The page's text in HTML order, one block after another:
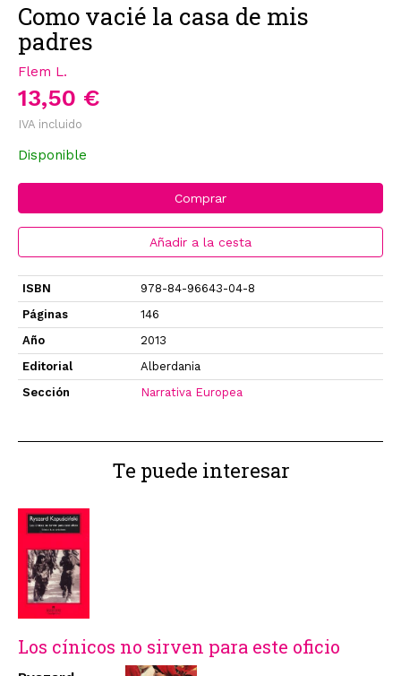
Como vacié la casa de mis
padres
Flem L.
13,50 €
IVA incluido
Disponible
Comprar
Añadir a la cesta
ISBN
978-84-96643-04-8
Páginas
146
Año
2013
Editorial
Alberdania
Sección
Narrativa Europea
Te puede interesar
Los cínicos no sirven para este oficio